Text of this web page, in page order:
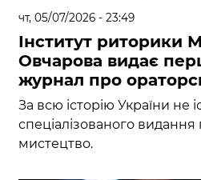
чт, 05/07/2026 - 23:49
Інститут риторики
Овчарова видає
журнал про
За всю історію України не
спеціалізованого
мистецтво.